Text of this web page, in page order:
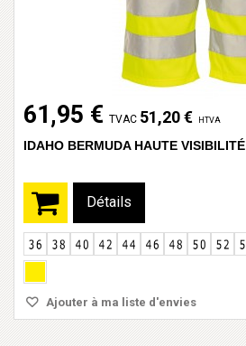
61,95 € TVAC 51,20 € HTVA
IDAHO BERMUDA HAUTE VISIBILITÉ
Détails
Ajouter à ma liste d'envies